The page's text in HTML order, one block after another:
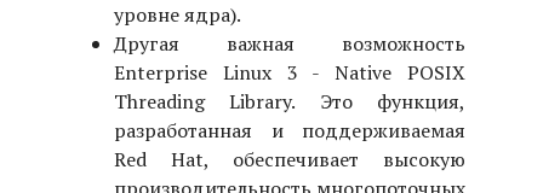
уровне ядра).
Другая важная возможность
Enterprise Linux 3 - Native POSIX
Threading Library. Это функция,
разработанная и поддерживаемая
Red Hat, обеспечивает высокую